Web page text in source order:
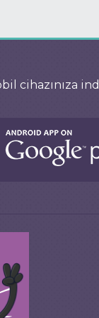
cihazınıza